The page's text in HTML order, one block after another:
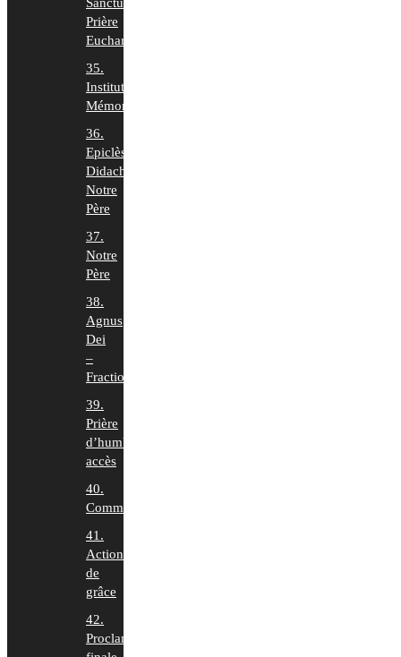
Sanctus,
Prière
Euchar.
35.
Institution,
Mémorial
36.
Epiclèse,
Didaché,
Notre
Père
37.
Notre
Père
38.
Agnus
Dei
–
Fraction
39.
Prière
d’humble
accès
40.
Communion
41.
Action
de
grâce
42.
Proclamation